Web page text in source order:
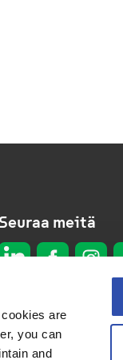
are
you can
and
Seuraa meitä